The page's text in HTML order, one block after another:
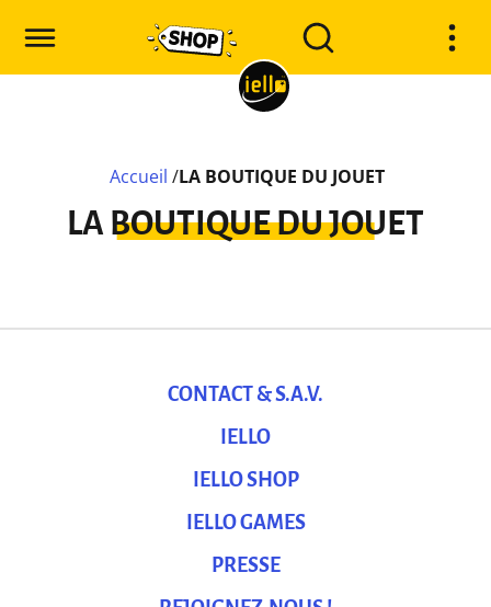
Accueil /LA BOUTIQUE DU JOUET
LA BOUTIQUE DU JOUET
CONTACT & S.A.V.
IELLO
IELLO SHOP
IELLO GAMES
PRESSE